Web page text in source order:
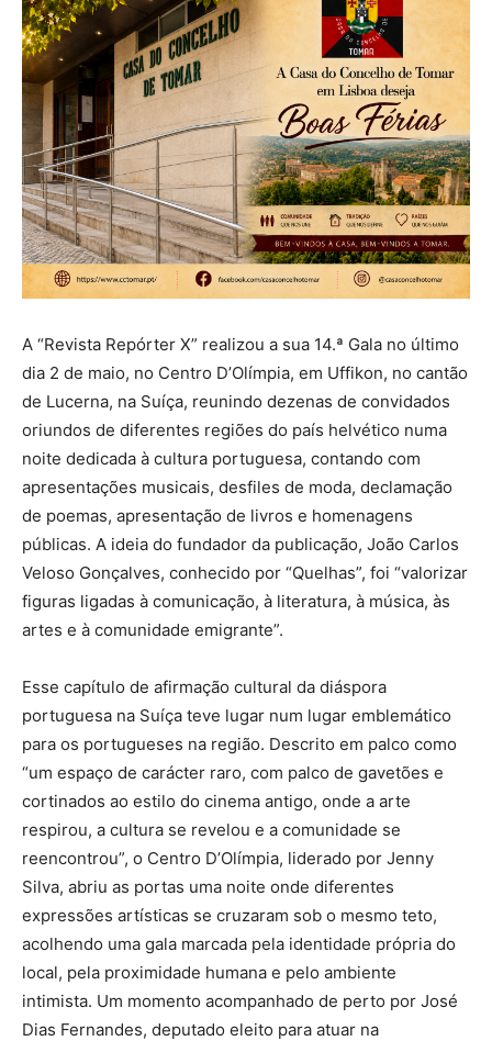
A “Revista Repórter X” realizou a sua 14.ª Gala no último
dia 2 de maio, no Centro D’Olímpia, em Uffikon, no cantão
de Lucerna, na Suíça, reunindo dezenas de convidados
oriundos de diferentes regiões do país helvético numa
noite dedicada à cultura portuguesa, contando com
apresentações musicais, desfiles de moda, declamação
de poemas, apresentação de livros e homenagens
públicas. A ideia do fundador da publicação, João Carlos
Veloso Gonçalves, conhecido por “Quelhas”, foi “valorizar
figuras ligadas à comunicação, à literatura, à música, às
artes e à comunidade emigrante”.
Esse capítulo de afirmação cultural da diáspora
portuguesa na Suíça teve lugar num lugar emblemático
para os portugueses na região. Descrito em palco como
“um espaço de carácter raro, com palco de gavetões e
cortinados ao estilo do cinema antigo, onde a arte
respirou, a cultura se revelou e a comunidade se
reencontrou”, o Centro D’Olímpia, liderado por Jenny
Silva, abriu as portas uma noite onde diferentes
expressões artísticas se cruzaram sob o mesmo teto,
acolhendo uma gala marcada pela identidade própria do
local, pela proximidade humana e pelo ambiente
intimista. Um momento acompanhado de perto por José
Dias Fernandes, deputado eleito para atuar na